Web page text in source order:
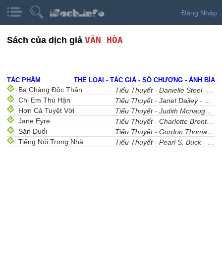
Đăng Nhập
Sách của dịch giả VĂN HÒA
TÁC PHẨM THỂ LOẠI - TÁC GIẢ - SỐ CHƯƠNG - ẢNH BÌA
Ba Chàng Độc Thân Tiểu Thuyết-Danielle Steel- 31
Chị Em Thù Hận
Tiểu Thuyết-Janet Dailey- 45
Hơn Cả Tuyệt Vời
Tiểu Thuyết-Judith Mcnaught
Jane Eyre
Tiểu Thuyết-Charlotte Brontë -
Săn Đuổi
Tiểu Thuyết-Gordon Thomas
-
Tiếng Nói Trong Nhà
Tiểu Thuyết-Pearl S. Buck- 1